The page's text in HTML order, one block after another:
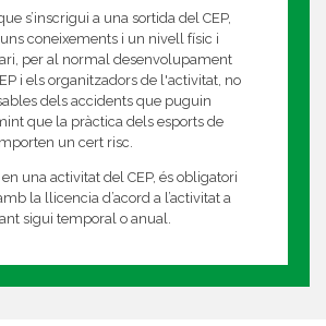
s’inscrigui a una sortida del CEP,
coneixements i un nivell físic i
per al normal desenvolupament
i els organitzadors de l'activitat, no
dels accidents que puguin
que la pràctica dels esports de
un cert risc.
una activitat del CEP, és obligatori
la llicencia d’acord a l’activitat a
sigui temporal o anual.